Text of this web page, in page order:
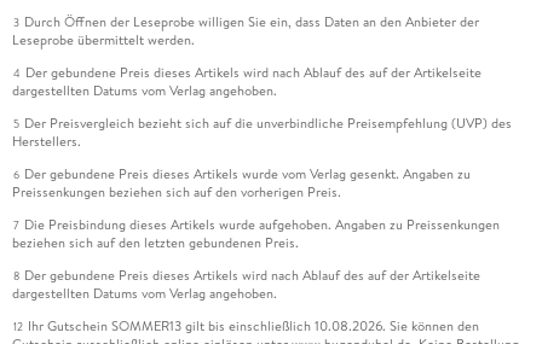
3 Durch Öffnen der Leseprobe willigen Sie ein, dass Daten an den Anbieter der
Leseprobe übermittelt werden.
4 Der gebundene Preis dieses Artikels wird nach Ablauf des auf der Artikelseite
dargestellten Datums vom Verlag angehoben.
5 Der Preisvergleich bezieht sich auf die unverbindliche Preisempfehlung (UVP) des
Herstellers.
6 Der gebundene Preis dieses Artikels wurde vom Verlag gesenkt. Angaben zu
Preissenkungen beziehen sich auf den vorherigen Preis.
7 Die Preisbindung dieses Artikels wurde aufgehoben. Angaben zu Preissenkungen
beziehen sich auf den letzten gebundenen Preis.
8 Der gebundene Preis dieses Artikels wird nach Ablauf des auf der Artikelseite
dargestellten Datums vom Verlag angehoben.
12 Ihr Gutschein SOMMER13 gilt bis einschließlich 10.08.2026. Sie können den